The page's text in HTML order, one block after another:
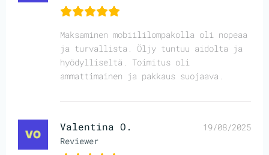
Maksaminen mobiililompakolla oli nopeaa
ja turvallista. Öljy tuntuu aidolta ja
hyödylliseltä. Toimitus oli
ammattimainen ja pakkaus suojaava.
Valentina O.
Reviewer
19/08/2025